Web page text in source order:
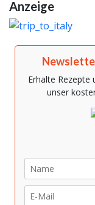
Anzeige
Erhalte Rezepte
unser